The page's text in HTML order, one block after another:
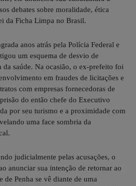
debates sobre moralidade, ética
da Ficha Limpa no Brasil.
anos atrás pela Polícia Federal e
um esquema de desvio de
da saúde. Na ocasião, o ex-prefeito foi
em fraudes de licitações e
com empresas fornecedoras de
do então chefe do Executivo
por seu turismo e a proximidade com
uma face sombria da
judicialmente pelas acusações, o
anunciar sua intenção de retornar ao
de Penha se vê diante de uma